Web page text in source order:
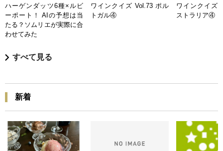
ハーゲンダッツ6種×ルビ
ーポート！ AIの予想は当
たる？ソムリエが実際に合
わせてみた
ワインクイズ Vol.73 ポル
トガル④
ワインクイズ
ストラリア④
すべて見る
新着